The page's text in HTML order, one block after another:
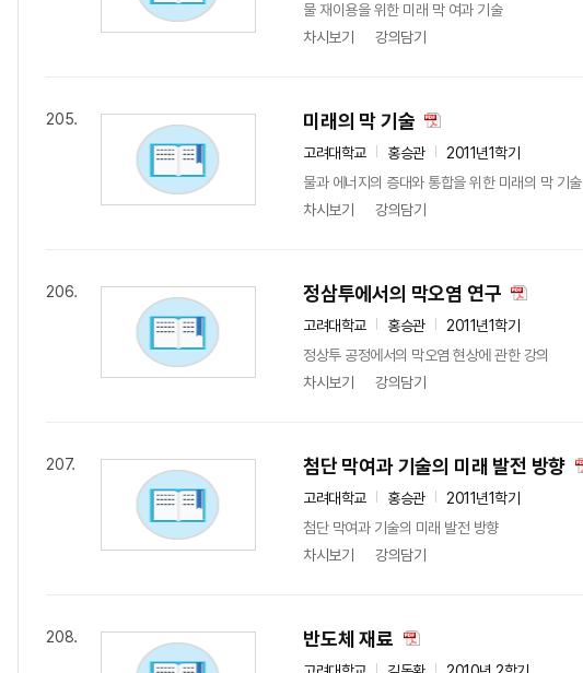
물 재이용을 위한 미래 막 여과 기술
차시보기
강의담기
205. 미래의 막 기술
고려대학교 홍승관
2011년1학기
물과 에너지의 증대와 통합을 위한 미래의 막 기술
차시보기
강의담기
206. 정삼투에서의 막오염 연구
고려대학교 홍승관
2011년1학기
정상투 공정에서의 막오염 현상에 관한 강의
차시보기
강의담기
207. 첨단 막여과 기술의 미래 발전 방향
고려대학교 홍승관
2011년1학기
첨단 막여과 기술의 미래 발전 방향
차시보기
강의담기
208. 반도체 재료